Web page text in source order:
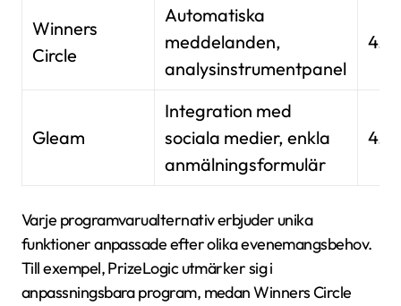
Winners
Circle
Automatiska
meddelanden,
analysinstrumentpanel
Gleam
Integration med
sociala medier, enkla
anmälningsformulär
Varje programvarualternativ erbjuder unika
funktioner anpassade efter olika evenemangsbehov.
Till exempel, PrizeLogic utmärker sig i
anpassningsbara program, medan Winners Circle